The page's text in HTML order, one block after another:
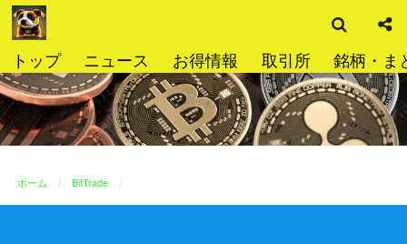
コ
ン
ン
ツ
へ
ス
プ
トップ ニュース お得情報 取引所 銘柄・ま
索
ホーム BitTrade